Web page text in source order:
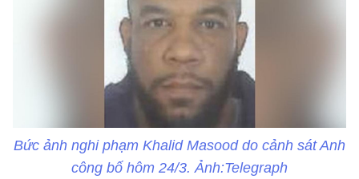
Bức ảnh nghi phạm Khalid Masood do cảnh sát Anh
công bố hôm 24/3. Ảnh:Telegraph